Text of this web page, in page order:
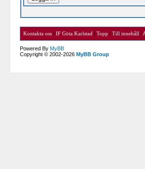
Kontakta oss |IF Göta Karlstad |Topp |Till innehåll |
Powered ByMyBB
Copyright © 2002-2026MyBB Group